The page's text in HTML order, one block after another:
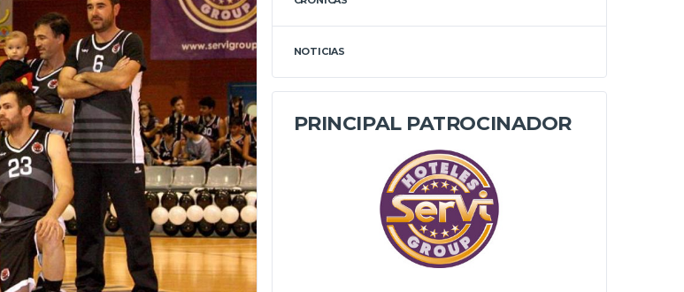
NOTICIAS
PRINCIPAL PATROCINADOR